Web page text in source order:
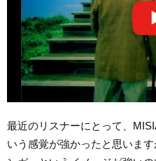
最近のリスナーにとって、
いう感覚が強かったと思いま